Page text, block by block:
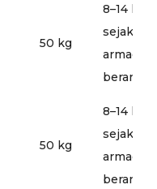
50 kg
8–14 hari
sejak
armada
50 kg
8–14 hari
sejak
armada